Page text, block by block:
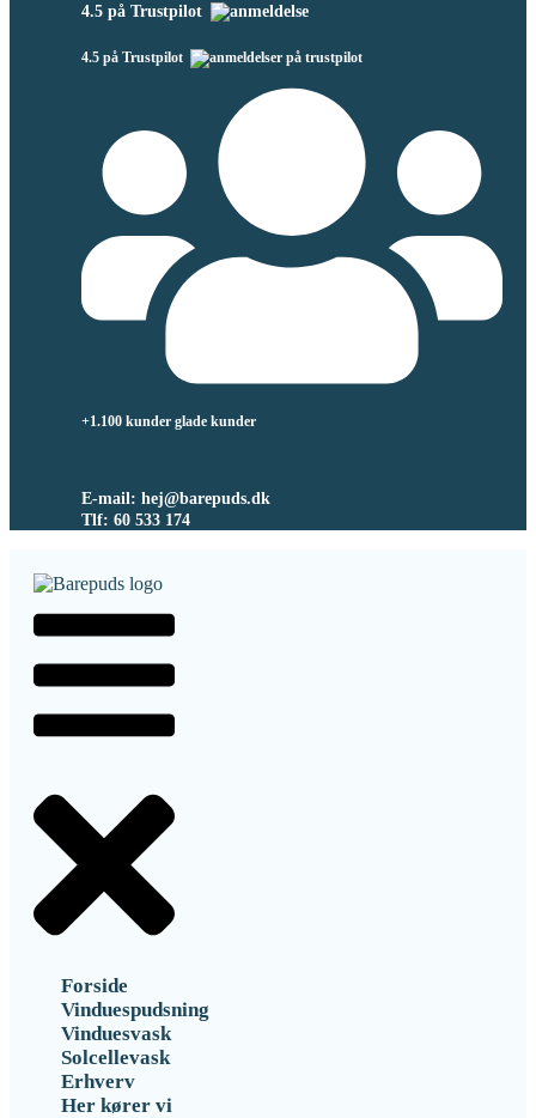
4.5 på Trustpilot
4.5 på Trustpilot
+1.100 kunder glade kunder
E-mail: hej@barepuds.dk
Tlf: 60 533 174
Forside
Vinduespudsning
Vinduesvask
Solcellevask
Erhverv
Her kører vi